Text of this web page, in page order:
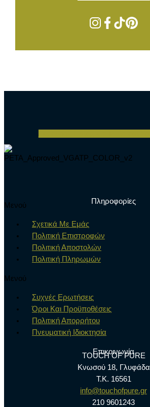
Πληροφορίες
Μενού
Σχετικά Με Εμάς
Πολιτική Επιστροφών
Πολιτική Αποστολών
Πολιτική Πληρωμών
Μενού
Συχνές Ερωτήσεις
Όροι Και Προϋποθέσεις
Πολιτική Απορρήτου
Πνευματική Ιδιοκτησία
Επικοινωνία
TOUCH OF PURE
Κνωσού 18, Γλυφάδα
Τ.Κ. 16561
info@touchofpure.gr
210 9601243